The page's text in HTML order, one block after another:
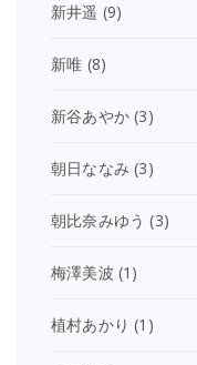
新井遥 (9)
新唯 (8)
新谷あやか (3)
朝日ななみ (3)
朝比奈みゆう (3)
梅澤美波 (1)
植村あかり (1)